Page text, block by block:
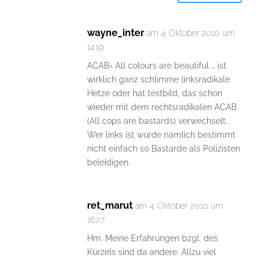
wayne_inter am 4. Oktober 2010 um
14:19
ACAB= All colours are beautiful … ist
wirklich ganz schlimme linksradikale
Hetze oder hat testbild, das schon
wieder mit dem rechtsradikalen ACAB
(All cops are bastards) verwechselt.
Wer links ist würde nämlich bestimmt
nicht einfach so Bastarde als Polizisten
beleidigen.
ret_marut am 4. Oktober 2010 um
16:27
Hm. Meine Erfahrungen bzgl. des
Kürzels sind da andere. Allzu viel